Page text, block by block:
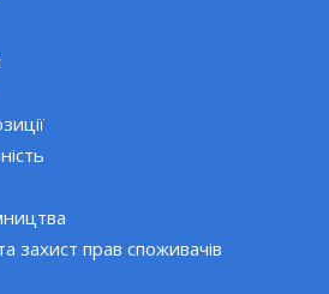
захист прав споживачів